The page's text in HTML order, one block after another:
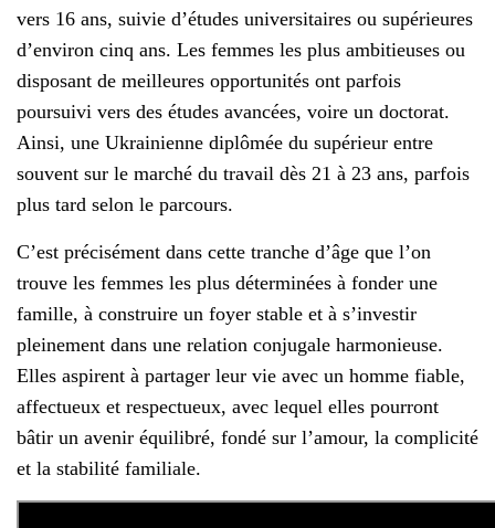
vers 16 ans, suivie d’études universitaires ou supérieures
d’environ cinq ans. Les femmes les plus ambitieuses ou
disposant de meilleures opportunités ont parfois
poursuivi vers des études avancées, voire un doctorat.
Ainsi, une Ukrainienne diplômée du supérieur entre
souvent sur le marché du travail dès 21 à 23 ans, parfois
plus tard selon le parcours.
C’est précisément dans cette tranche d’âge que l’on
trouve les femmes les plus déterminées à fonder une
famille, à construire un foyer stable et à s’investir
pleinement dans une relation conjugale harmonieuse.
Elles aspirent à partager leur vie avec un homme fiable,
affectueux et respectueux, avec lequel elles pourront
bâtir un avenir équilibré, fondé sur l’amour, la complicité
et la stabilité familiale.